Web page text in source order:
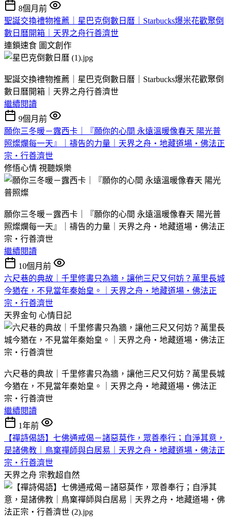
8個月前
聖誕交換禮物推薦｜星巴克倒數日曆｜Starbucks爆米花歡聚倒
數日曆開箱｜天界之舟行善濟世
連鎖速食 圖文創作
聖誕交換禮物推薦｜星巴克倒數日曆｜Starbucks爆米花歡聚倒
數日曆開箱｜天界之舟行善濟世
繼續閱讀
9個月前
願你三冬暖－露西卡｜『願你的心間 永遠溫暖像春天 陽光普
照燦爛每一天』｜禱告的力量｜天界之舟‧地藏道場‧佛法正
宗‧行善濟世
修悟心情 視聽娛樂
願你三冬暖－露西卡｜『願你的心間 永遠溫暖像春天 陽光普
照燦爛每一天』｜禱告的力量｜天界之舟‧地藏道場‧佛法正
宗‧行善濟世
繼續閱讀
10個月前
六尺巷的典故｜千里修書只為牆，讓他三尺又何妨？萬里長城
今猶在，不見當年秦始皇。｜天界之舟‧地藏道場‧佛法正
宗‧行善濟世
天界金句 心情日記
六尺巷的典故｜千里修書只為牆，讓他三尺又何妨？萬里長城
今猶在，不見當年秦始皇。｜天界之舟‧地藏道場‧佛法正
宗‧行善濟世
繼續閱讀
1年前
【禪詩偈語】七佛通戒偈－諸惡莫作，眾善奉行；自淨其意，
是諸佛教｜鳥窠禪師與白居易｜天界之舟‧地藏道場‧佛法正
宗‧行善濟世
天界之舟 宗教超自然